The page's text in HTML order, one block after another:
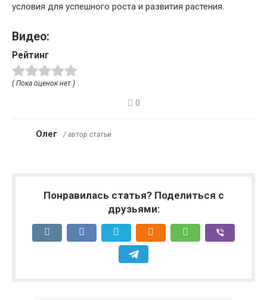
условия для успешного роста и развития растения.
Видео:
Рейтинг
( Пока оценок нет )
0
Олег / автор статьи
Понравилась статья? Поделиться с
друзьями: